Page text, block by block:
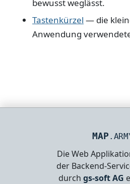
bewusst weglässt.
Tastenkürzel — die
Anwendung
MAP
Die Web
der Backend-
durch gs-soft AG